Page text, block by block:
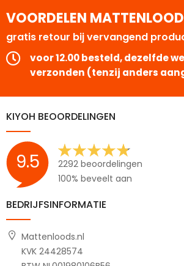
VOORDELEN
gratis retour bij vervangend
voor 12.00 besteld, dezelfde
verzonden (tenzij anders
KIYOH BEOORDELINGEN
9.5
2292 beoordelingen
100% beveelt aan
BEDRIJFSINFORMATIE
Mattenloods.nl
KVK 24428574